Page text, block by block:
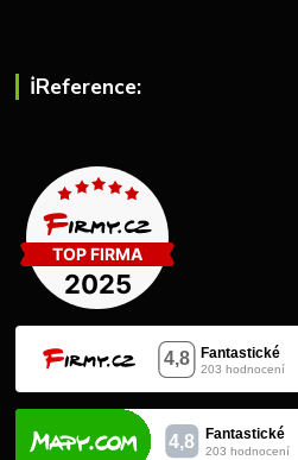
ℹ︎Reference: